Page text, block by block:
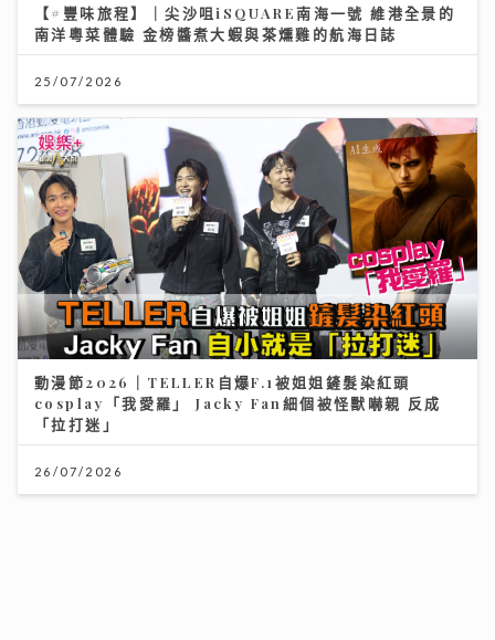
【#豐味旅程】｜尖沙咀iSQUARE南海一號 維港全景的
南洋粵菜體驗 金榜醬煮大蝦與茶燻雞的航海日誌
25/07/2026
動漫節2026｜TELLER自爆F.1被姐姐鏟髮染紅頭
cosplay「我愛羅」 Jacky Fan細個被怪獸嚇親 反成
「拉打迷」
26/07/2026